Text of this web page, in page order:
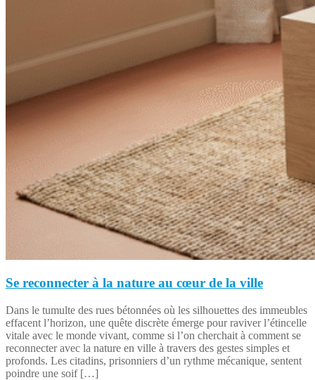
Se reconnecter à la nature au cœur de la ville
Dans le tumulte des rues bétonnées où les silhouettes des immeubles
effacent l’horizon, une quête discrète émerge pour raviver l’étincelle
vitale avec le monde vivant, comme si l’on cherchait à comment se
reconnecter avec la nature en ville à travers des gestes simples et
profonds. Les citadins, prisonniers d’un rythme mécanique, sentent
poindre une soif […]